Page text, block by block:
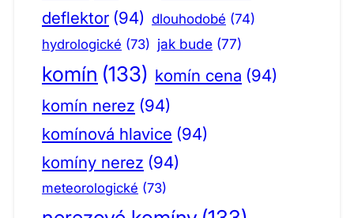
deflektor (94) dlouhodobé (74)
hydrologické (73) jak bude (77)
komín (133) komín cena (94)
komín nerez (94)
komínová hlavice (94)
komíny nerez (94)
meteorologické (73)